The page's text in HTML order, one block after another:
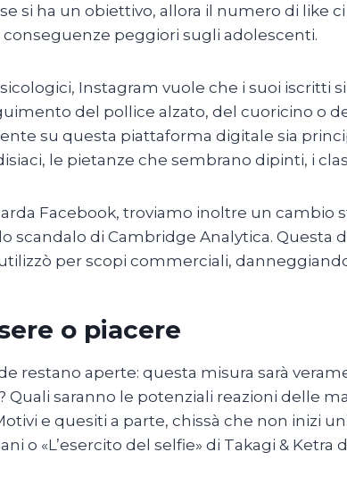
si ha un obiettivo, allora il numero di like
peggiori sugli adolescenti.
Instagram vuole che i suoi iscritti
del pollice alzato, del cuoricino o
su questa piattaforma digitale sia
le pietanze che sembrano dipinti, i
Facebook, troviamo inoltre un cambio
scandalo di Cambridge Analytica. Questa
per scopi commerciali,
o piacere
restano aperte: questa misura sarà
Quali saranno le potenziali reazioni delle
e quesiti a parte, chissà che non inizi
o «L’esercito del selfie» di Takagi &